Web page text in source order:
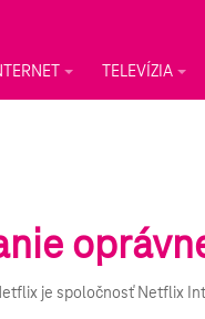
TELEVÍZIA
je spoločnosť Netflix